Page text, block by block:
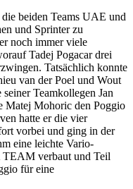
beiden Teams UAE und
und Sprinter zu
noch immer viele
Tadej Pogacar drei
Tatsächlich konnte
van der Poel und Wout
Teamkollegen Jan
Matej Mohoric den Poggio
hatte er die vier
vorbei und ging in der
eine leichte Vario-
TEAM verbaut und Teil
für eine